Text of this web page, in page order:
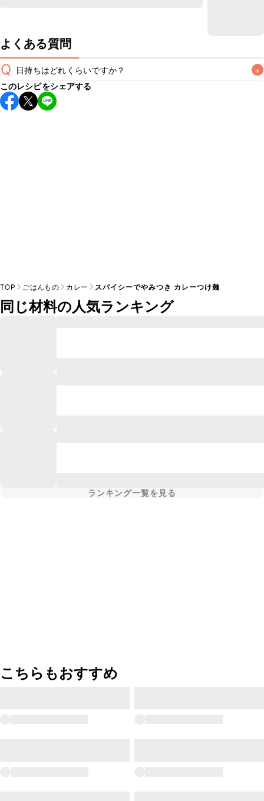
よくある質問
Q 日持ちはどれくらいですか？ +
こちらのレシピは出来たてをお召し上がりいただくことをお
すすめします。
このレシピをシェアする
TOP ごはんもの カレー スパイシーでやみつき カレーつけ麺
同じ材料の人気ランキング
ランキング一覧を見る
こちらもおすすめ